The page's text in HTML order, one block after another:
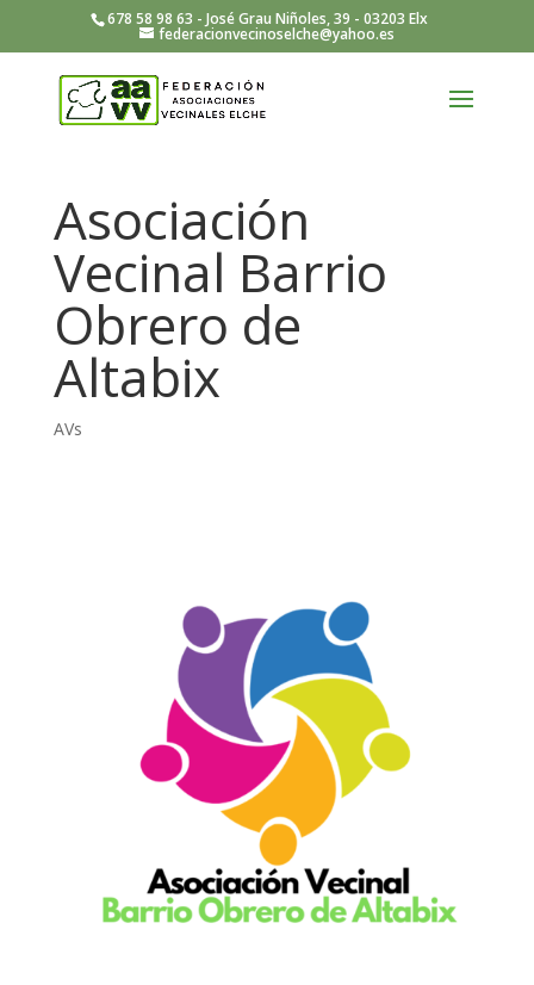
678 58 98 63 - José Grau Niñoles, 39 - 03203 Elx
federacionvecinoselche@yahoo.es
Asociación
Vecinal Barrio
Obrero de
Altabix
AVs